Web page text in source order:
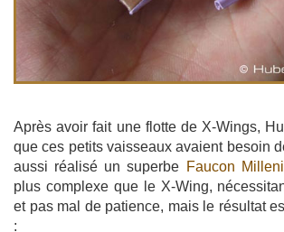
Après avoir fait une flotte de X-Wings,
que ces petits vaisseaux avaient besoin
aussi réalisé un superbe Faucon
plus complexe que le X-Wing,
et pas mal de patience, mais le résultat
: